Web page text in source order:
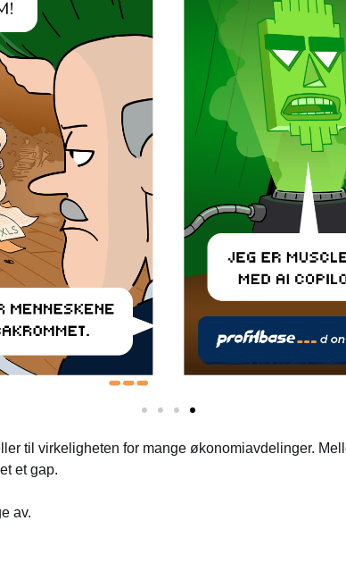
til virkeligheten for mange økonomiavdelinger.
et gap.
av.